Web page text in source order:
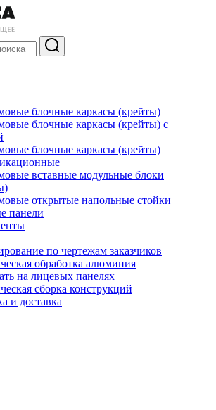
блочные каркасы (крейты)
блочные каркасы (крейты) с
блочные каркасы (крейты)
вставные модульные блоки
открытые напольные стойки
панели
по чертежам заказчиков
обработка алюминия
на лицевых панелях
сборка конструкций
и доставка